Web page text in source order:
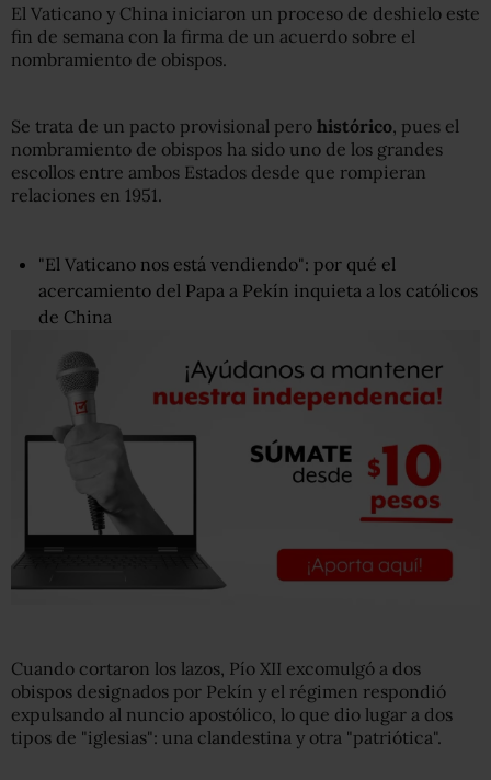
El Vaticano y China iniciaron un proceso de deshielo este
fin de semana con la firma de un acuerdo sobre el
nombramiento de obispos.
Se trata de un pacto provisional pero histórico , pues el
nombramiento de obispos ha sido uno de los grandes
escollos entre ambos Estados desde que rompieran
relaciones en 1951.
"El Vaticano nos está vendiendo": por qué el
acercamiento del Papa a Pekín inquieta a los católicos
de China
Cuando cortaron los lazos, Pío XII excomulgó a dos
obispos designados por Pekín y el régimen respondió
expulsando al nuncio apostólico, lo que dio lugar a dos
tipos de "iglesias": una clandestina y otra "patriótica".